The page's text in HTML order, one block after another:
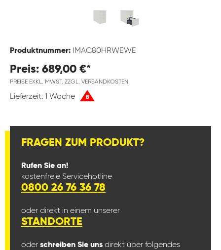
Produktnummer: IMAC80HRWEWE
Preis: 689,00 €*
PREISE EXKL. MWST. ZZGL. VERSANDKOSTEN
Lieferzeit: 1 Woche B
FRAGEN ZUM PRODUKT?
Rufen Sie an!
kostenfreie Servicehotline
0800 26 76 36 78
oder direkt in einem unserer
STANDORTE
oder schreiben Sie uns direkt über folgendes